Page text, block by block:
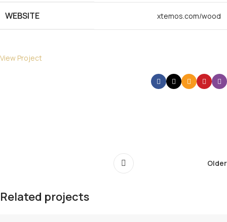
WEBSITE xtemos.com/wood
View Project
Older
Related projects